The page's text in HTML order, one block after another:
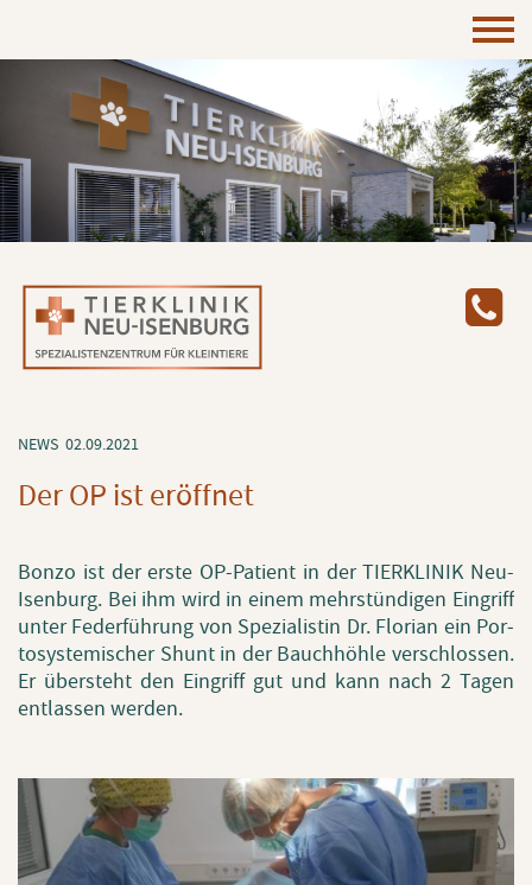
NEWS 02.09.2021
Der OP ist er­öff­net
Bonzo ist der erste OP-Pa­ti­ent in der TIER­KLI­NIK Neu-
Isen­burg. Bei ihm wird in einem mehr­stün­di­gen Ein­griff
unter Fe­der­füh­rung von Spe­zia­lis­tin Dr. Flo­ri­an ein Por­
to­sys­te­mi­scher Shunt in der Bauch­höh­le ver­schlos­sen.
Er über­steht den Ein­griff gut und kann nach 2 Tagen
ent­las­sen wer­den.